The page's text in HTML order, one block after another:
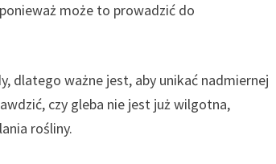
może to prowadzić do
dlatego ważne jest, aby unikać nadmiernej
czy gleba nie jest już wilgotna,
rośliny.